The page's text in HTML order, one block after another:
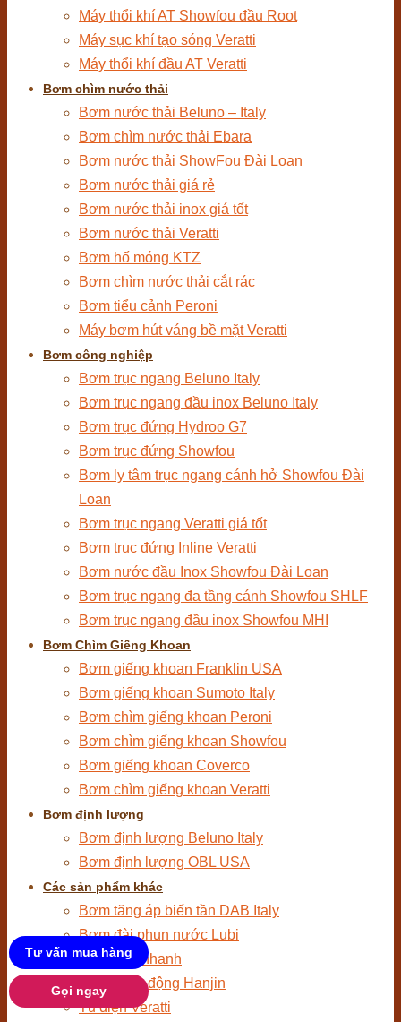
Máy thổi khí AT Showfou đầu Root
Máy sục khí tạo sóng Veratti
Máy thổi khí đầu AT Veratti
Bơm chìm nước thải
Bơm nước thải Beluno – Italy
Bơm chìm nước thải Ebara
Bơm nước thải ShowFou Đài Loan
Bơm nước thải giá rẻ
Bơm nước thải inox giá tốt
Bơm nước thải Veratti
Bơm hố móng KTZ
Bơm chìm nước thải cắt rác
Bơm tiểu cảnh Peroni
Máy bơm hút váng bề mặt Veratti
Bơm công nghiệp
Bơm trục ngang Beluno Italy
Bơm trục ngang đầu inox Beluno Italy
Bơm trục đứng Hydroo G7
Bơm trục đứng Showfou
Bơm ly tâm trục ngang cánh hở Showfou Đài
Loan
Bơm trục ngang Veratti giá tốt
Bơm trục đứng Inline Veratti
Bơm nước đầu Inox Showfou Đài Loan
Bơm trục ngang đa tầng cánh Showfou SHLF
Bơm trục ngang đầu inox Showfou MHI
Bơm Chìm Giếng Khoan
Bơm giếng khoan Franklin USA
Bơm giếng khoan Sumoto Italy
Bơm chìm giếng khoan Peroni
Bơm chìm giếng khoan Showfou
Bơm giếng khoan Coverco
Bơm chìm giếng khoan Veratti
Bơm định lượng
Bơm định lượng Beluno Italy
Bơm định lượng OBL USA
Các sản phẩm khác
Bơm tăng áp biến tần DAB Italy
Bơm đài phun nước Lubi
Khớp nối nhanh
Tủ điện tự động Hanjin
Tủ điện Veratti
Tư vấn mua hàng
Gọi ngay